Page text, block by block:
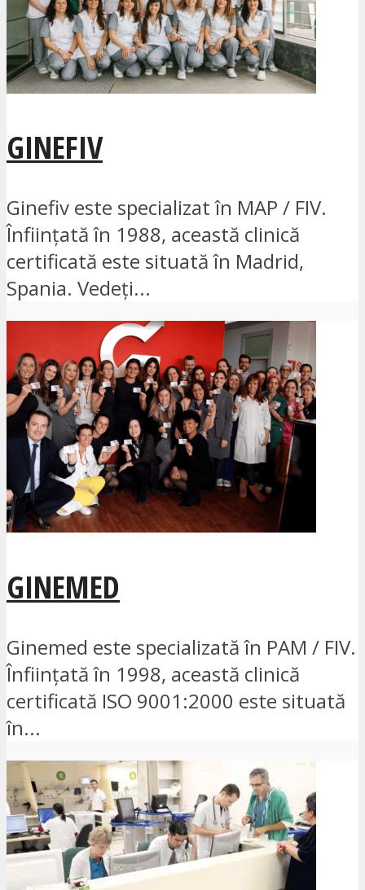
GINEFIV
Ginefiv este specializat în MAP / FIV.
Înființată în 1988, această clinică
certificată este situată în Madrid,
Spania. Vedeți...
GINEMED
Ginemed este specializată în PAM / FIV.
Înființată în 1998, această clinică
certificată ISO 9001:2000 este situată
în...